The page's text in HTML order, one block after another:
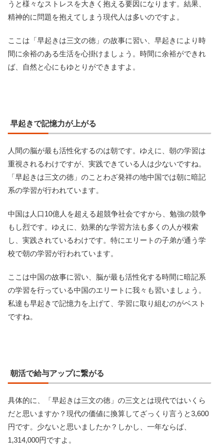
うと様々なストレスを大きく抱える要因になります。結果、
精神的に問題を抱えてしまう現代人は多いのですよ。
ここは「早起きは三文の徳」の故事に習い、早起きにより時
間に余裕のある生活を心掛けましょう。時間に余裕ができれ
ば、自然と心にもゆとりができますよ。
早起きで記憶力が上がる
人間の脳が最も活性化するのは朝です。ゆえに、朝の学習は
重視されるわけですが、実践できている人は少ないですね。
「早起きは三文の徳」のことわざ発祥の地中国では朝に暗記
系の学習が行われています。
中国は人口10億人を超える超競争社会ですから、勉強の競争
もし烈です。ゆえに、効果的な学習方法も多くの人が模索
し、実践されているわけです。特にエリートの子弟が通う学
校で朝の学習が行われています。
ここは中国の故事に習い、脳が最も活性化する時間に暗記系
の学習を行っている中国のエリートに我々も習いましょう。
私達も早起きで記憶力を上げて、学習に取り組むのがベスト
ですね。
朝活で給与アップに繋がる
具体的に、「早起きは三文の徳」の三文とは現代ではいくら
だと思いますか？現代の価値に換算してざっくり言うと3,600
円です。少ないと思いましたか？しかし、一年ならば、
1,314,000円ですよ。